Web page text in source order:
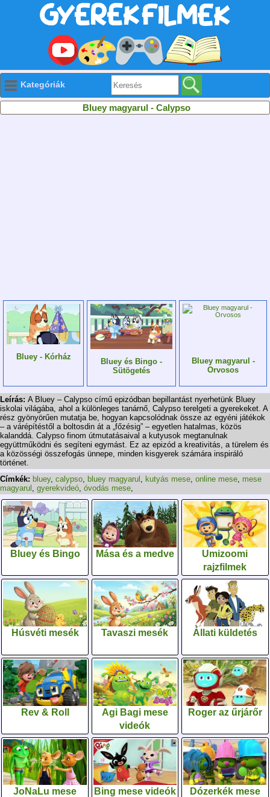
Kategóriák
Bluey magyarul - Calypso
Bluey - Kórház
Bluey és Bingo -
Sütögetés
Bluey magyarul -
Orvosos
Leírás: A Bluey – Calypso című epizódban bepillantást nyerhetünk Bluey
iskolai világába, ahol a különleges tanárnő, Calypso terelgeti a gyerekeket. A
rész gyönyörűen mutatja be, hogyan kapcsolódnak össze az egyéni játékok
– a várépítéstől a boltosdin át a „főzésig” – egyetlen hatalmas, közös
kalanddá. Calypso finom útmutatásaival a kutyusok megtanulnak
együttműködni és segíteni egymást. Ez az epizód a kreativitás, a türelem és
a közösségi összefogás ünnepe, minden kisgyerek számára inspiráló
történet.
Címkék: bluey, calypso, bluey magyarul , kutyás mese, online mese, mese
magyarul , gyerekvideó, óvodás mese,
Bluey és Bingo Mása és a medve
Umizoomi
rajzfilmek
Húsvéti mesék Tavaszi mesék Állati küldetés
Rev & Roll
Agi Bagi mese
videók
Roger az űrjárőr
JoNaLu mese
Bing mese videók Dózerkék mese